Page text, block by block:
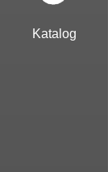
Katalog